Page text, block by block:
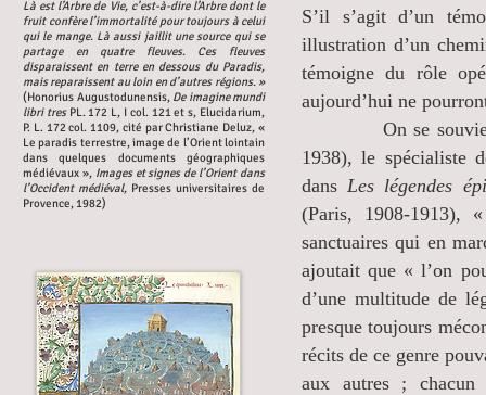
Là est l’Arbre de Vie, c’est-à-dire l’Arbre dont le
fruit confère l’immortalité pour toujours à celui
qui le mange. Là aussi jaillit une source qui se
partage en quatre fleuves. Ces fleuves
disparaissent en terre en dessous du Paradis,
mais reparaissent au loin en d’autres régions. »
(Honorius Augustodunensis, De imagine mundi
libri tresPL. 172 L, I col. 121 et s, Elucidarium,
P. L. 172 col. 1109, cité par Christiane Deluz, «
Le paradis terrestre, image de l’Orient lointain
dans quelques documents géographiques
médiévaux », Images et signes de l’Orient dans
l’Occident médiéval, Presses universitaires de
Provence, 1982)
S’il s’agit d’un
illustration d’un
témoigne du rôle
aujourd’hui ne
On se souvient
1938), le spécialiste
dansLes légendes
(Paris, 1908-1913),
sanctuaires qui en
ajoutait que « l’on
d’une multitude de
presque toujours
récits de ce genre
aux autres ; chacun